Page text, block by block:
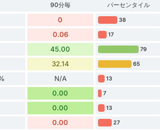
90分毎
パーセンタイル
0 38
0.06 17
45.00 79
32.14 65
N/A 13
0.00 7
0.00 13
0.00 27